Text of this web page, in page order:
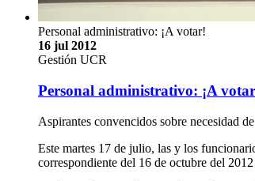
Personal administrativo: ¡A votar!
16 jul 2012
Gestión UCR
Personal administrativo: ¡A
Aspirantes convencidos sobre necesidad
Este martes 17 de julio, las y los
correspondiente del 16 de octubre del